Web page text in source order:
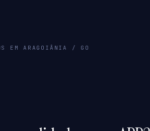
EM ARAGOIÂNIA / GO